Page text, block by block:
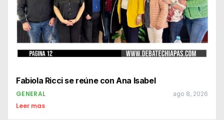
Fabiola Ricci se reúne con Ana Isabel
GENERAL ago 8, 2026
Leer mas